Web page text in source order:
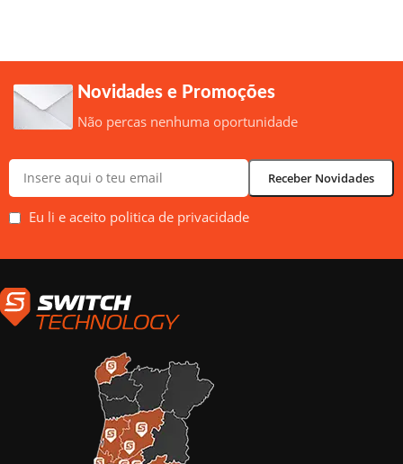
Novidades e Promoções
Não percas nenhuma oportunidade
Eu li e aceito politica de privacidade